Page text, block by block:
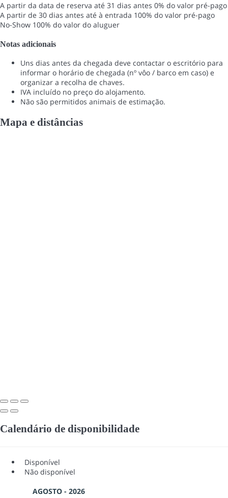
A partir da data de reserva até 31 dias antes 0% do valor pré-pago
A partir de 30 dias antes até à entrada 100% do valor pré-pago
No-Show 100% do valor do aluguer
Notas adicionais
Uns dias antes da chegada deve contactar o escritório para
informar o horário de chegada (nº vôo / barco em caso) e
organizar a recolha de chaves.
IVA incluído no preço do alojamento.
Não são permitidos animais de estimação.
Mapa e distâncias
Calendário de disponibilidade
Disponível
Não disponível
AGOSTO - 2026